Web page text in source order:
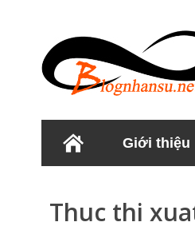
Giới thiệu
Thuc thi